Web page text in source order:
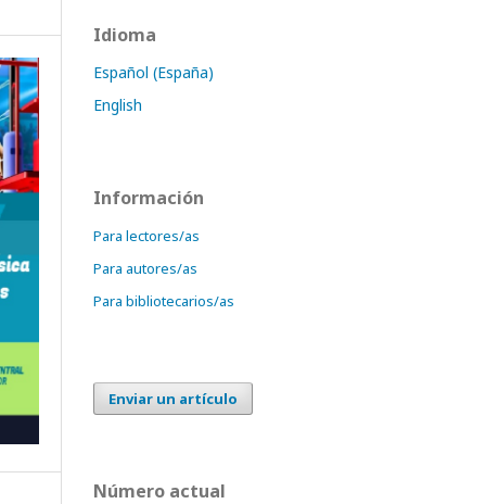
Idioma
Español (España)
English
Información
Para lectores/as
Para autores/as
Para bibliotecarios/as
Enviar un artículo
Número actual